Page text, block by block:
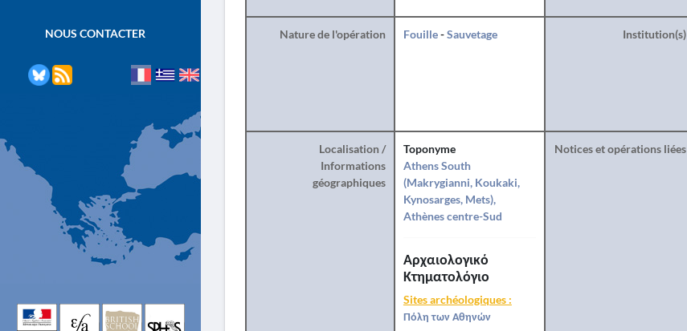
NOUS CONTACTER Nature de l'opération Fouille-Sauvetage Institution(s)
Localisation /
Informations
géographiques
Toponyme
Athens South
(Makrygianni, Koukaki,
Kynosarges, Mets),
Athènes centre-Sud
Αρχαιολογικό
Κτηματολόγιο
Sites archéologiques :
Πόλη των Αθηνών
Notices et opérations liées